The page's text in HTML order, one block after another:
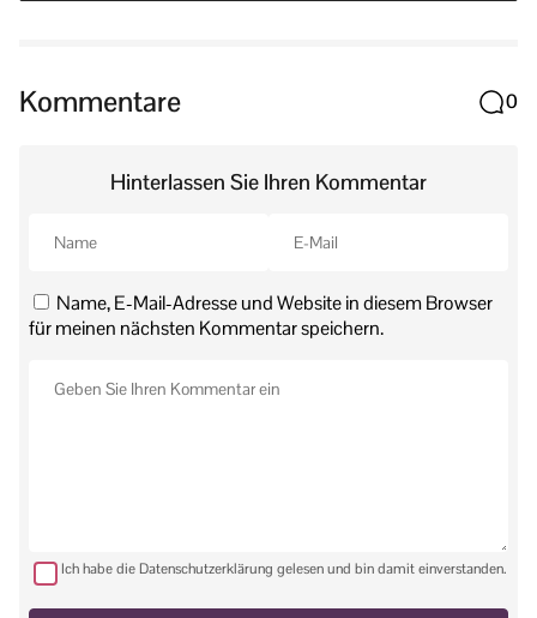
Kommentare 0
Hinterlassen Sie Ihren Kommentar
Name, E-Mail-Adresse und Website in diesem Browser
für meinen nächsten Kommentar speichern.
Ich habe die Datenschutzerklärung gelesen und bin damit einverstanden.